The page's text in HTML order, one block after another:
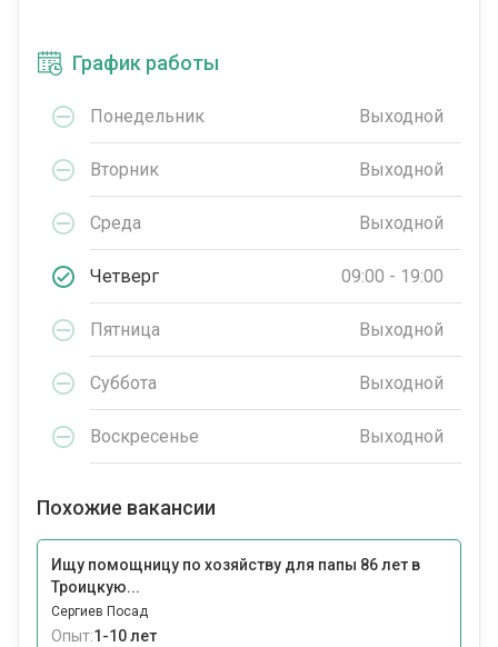
График работы
Понедельник Выходной
Вторник Выходной
Среда Выходной
Четверг 09:00 - 19:00
Пятница Выходной
Суббота Выходной
Воскресенье Выходной
Похожие вакансии
Ищу помощницу по хозяйству для папы 86 лет в
Троицкую...
Сергиев Посад
Опыт:1-10 лет